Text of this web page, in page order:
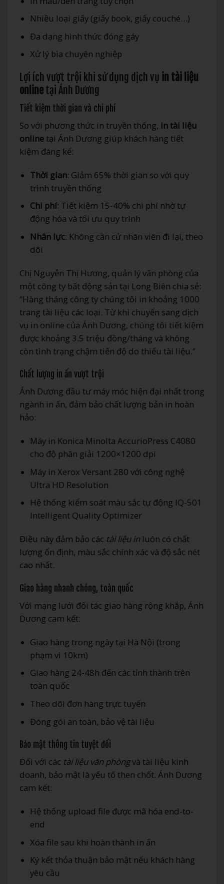
Nhiều loại giấy (giấy book, giấy couché…)
Đa dạng hình thức đóng gáy
Xử lý bìa chuyên nghiệp
Lợi ích vượt trội khi sử dụng dịch vụ in tài liệu
online tại Ánh Dương
Tiết kiệm thời gian và chi phí
So với phương thức in truyền thống, in tài liệu
online tại Ánh Dương giúp khách hàng tiết
kiệm đáng kể:
Thời gian: Giảm 65% thời gian so với quy
trình truyền thống
Chi phí: Tiết kiệm 15-40% chi phí nhờ tự
động hóa và tối ưu quy trình
Nhân lực: Không cần cử nhân viên đi lại, theo
dõi
Chị Nguyễn Thị Hương, quản lý văn phòng của
một công ty bất động sản tại Long Biên chia sẻ:
“Hàng tháng công ty chúng tôi in khoảng 1000
trang tài liệu các loại. Từ khi chuyển sang dịch
vụ in online của Ánh Dương, chúng tôi tiết kiệm
được khoảng 3.5 triệu đồng/tháng và không
còn tình trạng chậm tiến độ do thiếu tài liệu.”
Chất lượng in ấn vượt trội
Ánh Dương đầu tư máy móc hiện đại nhất trong
ngành in ấn, đảm bảo chất lượng bản in hoàn
hảo:
Máy in Konica Minolta AccurioPress C4080
cho độ phân giải 1200×1200 dpi
Máy in Xerox Versant 280 với công nghệ
Ultra HD Resolution
Hệ thống kiểm soát màu sắc tự động IQ-501
Intelligent Quality Optimizer
Điều này đảm bảo các tài liệu inluôn có chất
lượng ổn định, màu sắc chính xác và độ sắc nét
cao nhất.
Giao hàng nhanh chóng, toàn quốc
Với mạng lưới đối tác giao hàng rộng khắp, Ánh
Dương cam kết:
Giao hàng trong ngày tại Hà Nội (trong
phạm vi 10km)
Giao hàng 24-48h đến các tỉnh thành trên
toàn quốc
Theo dõi đơn hàng trực tuyến
Đóng gói an toàn, bảo vệ tài liệu
Bảo mật thông tin tuyệt đối
Đối với các tài liệu văn phòngvà tài liệu kinh
doanh, bảo mật là yếu tố then chốt. Ánh Dương
cam kết:
Hệ thống upload file được mã hóa end-to-
end
Xóa file sau khi hoàn thành in ấn
Ký kết thỏa thuận bảo mật nếu khách hàng
yêu cầu